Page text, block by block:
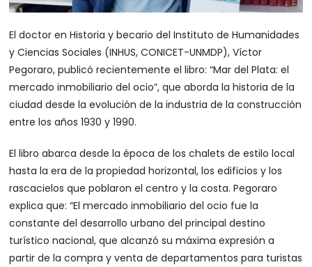
El doctor en Historia y becario del Instituto de Humanidades
y Ciencias Sociales (INHUS, CONICET-UNMDP), Víctor
Pegoraro, publicó recientemente el libro: “Mar del Plata: el
mercado inmobiliario del ocio”, que aborda la historia de la
ciudad desde la evolución de la industria de la construcción
entre los años 1930 y 1990.
El libro abarca desde la época de los chalets de estilo local
hasta la era de la propiedad horizontal, los edificios y los
rascacielos que poblaron el centro y la costa. Pegoraro
explica que: “El mercado inmobiliario del ocio fue la
constante del desarrollo urbano del principal destino
turístico nacional, que alcanzó su máxima expresión a
partir de la compra y venta de departamentos para turistas